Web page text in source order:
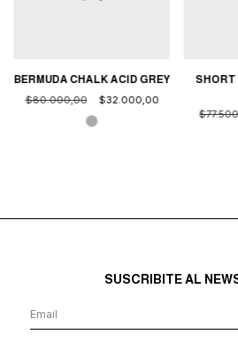
BERMUDA CHALK ACID GREY
$80.000,00
$32.000,00
SHORT
SUSCRIBITE AL